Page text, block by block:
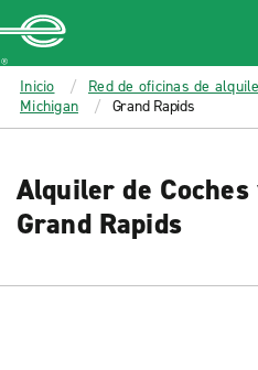
MAIN
CONTENT
Enterprise
Inicio Red de oficinas de
Michigan
Grand Rapids
Alquiler de
Grand Rapids